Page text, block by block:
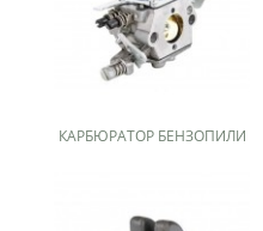
КАРБЮРАТОР БЕНЗОПИЛИ